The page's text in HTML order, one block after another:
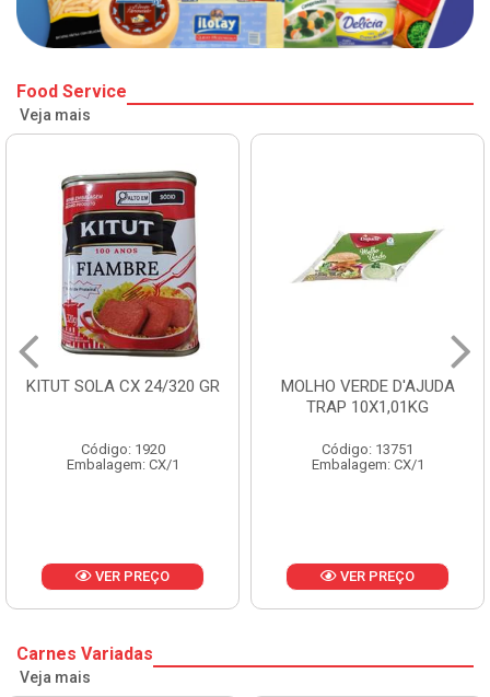
Food Service
Veja mais
KITUT SOLA CX 24/320 GR
Código: 1920
Embalagem: CX/1
VER PREÇO
MOLHO VERDE D'AJUDA
TRAP 10X1,01KG
Código: 13751
Embalagem: CX/1
VER PREÇO
Carnes Variadas
Veja mais